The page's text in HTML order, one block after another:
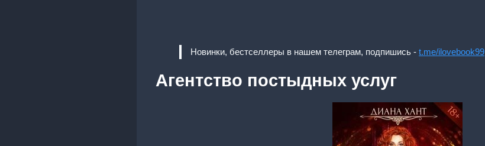
Новинки, бестселлеры в нашем телеграм, подпишись - t.me/ilovebook99
Агентство постыдных услуг